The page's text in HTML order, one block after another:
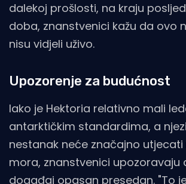
dalekoj prošlosti, na kraju
doba, znanstvenici kažu da ovo
nisu vidjeli uživo.
Upozorenje za budućnost
Iako je Hektoria relativno mali
antarktičkim standardima, a
nestanak neće značajno utjecati
mora, znanstvenici upozoravaju
događaj opasan presedan. "To